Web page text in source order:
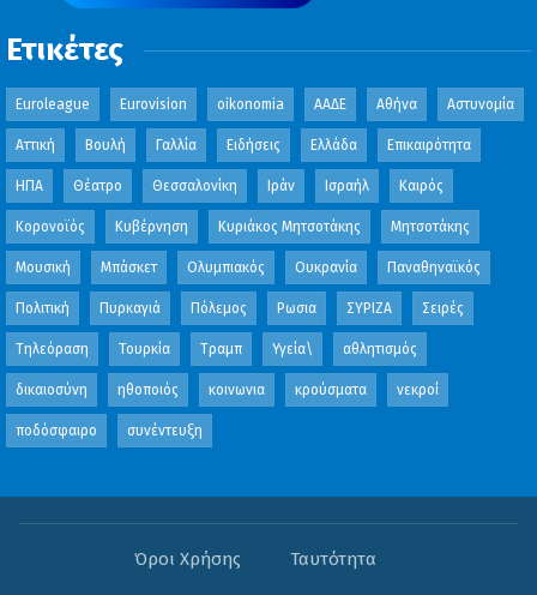
Ετικέτες
Euroleague Eurovision oikonomia ΑΑΔΕ Αθήνα Αστυνομία
Αττική Βουλή Γαλλία Ειδήσεις Ελλάδα Επικαιρότητα
ΗΠΑ Θέατρο Θεσσαλονίκη Ιράν Ισραήλ Καιρός
Κορονοϊός Κυβέρνηση Κυριάκος Μητσοτάκης Μητσοτάκης
Μουσική Μπάσκετ Ολυμπιακός Ουκρανία Παναθηναϊκός
Πολιτική Πυρκαγιά Πόλεμος Ρωσια ΣΥΡΙΖΑ Σειρές
Τηλεόραση Τουρκία Τραμπ Υγεία\ αθλητισμός
δικαιοσύνη ηθοποιός κοινωνια κρούσματα νεκροί
ποδόσφαιρο συνέντευξη
Όροι Χρήσης Ταυτότητα